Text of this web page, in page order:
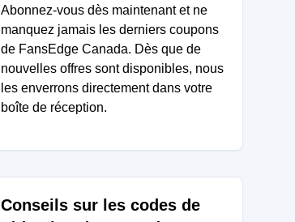
Abonnez-vous dès maintenant et ne
manquez jamais les derniers coupons
de FansEdge Canada. Dès que de
nouvelles offres sont disponibles, nous
les enverrons directement dans votre
boîte de réception.
Conseils sur les codes de